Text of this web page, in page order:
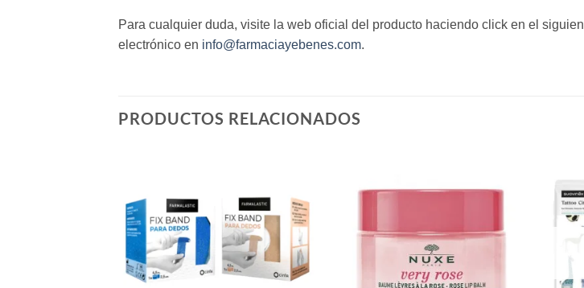
Para cualquier duda, visite la web oficial del producto haciendo click en el
electrónico en info@farmaciayebenes.com.
PRODUCTOS RELACIONADOS